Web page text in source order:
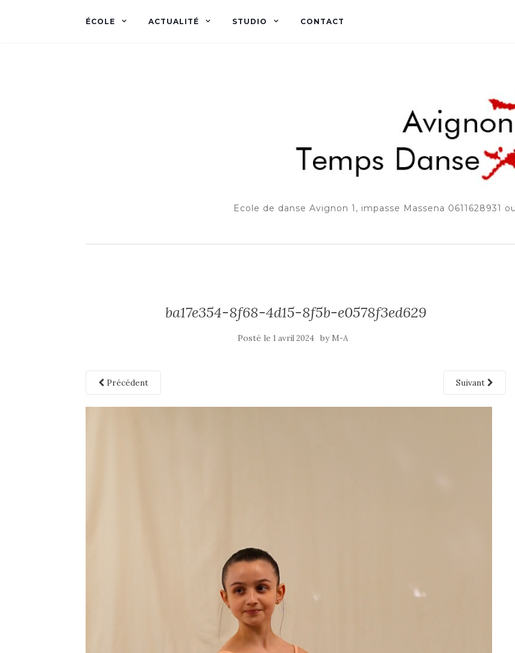
ÉCOLE ACTUALITÉ STUDIO CONTACT
Ecole de danse Avignon 1, impasse Massena 0611628931
ba17e354-8f68-4d15-8f5b-e0578f3ed629
Posté le 1 avril 2024 by M-A
Précédent Suivant